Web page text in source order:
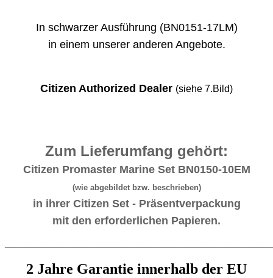
In schwarzer Ausführung (BN0151-17LM)
in einem unserer anderen Angebote.
Citizen Authorized Dealer (siehe 7.Bild)
Zum Lieferumfang gehört:
Citizen Promaster Marine Set BN0150-10EM
(wie abgebildet bzw. beschrieben)
in ihrer Citizen Set - Präsentverpackung
mit den erforderlichen Papieren.
2 Jahre Garantie innerhalb der EU